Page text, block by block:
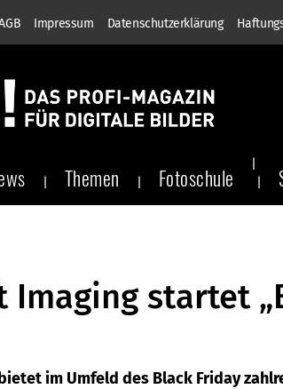
Impressum Datenschutzerklärung
Themen Fotoschule
Imaging startet
im Umfeld des Black Friday